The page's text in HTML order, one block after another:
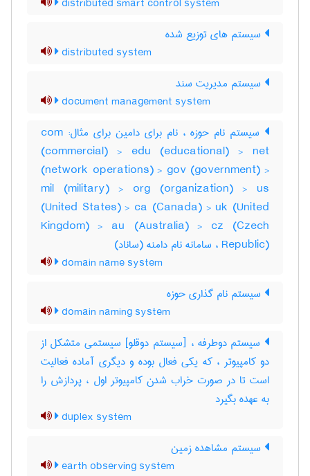
سیستم های توزیع شده
distributed system
سیستم مدیریت سند
document management system
سیستم نام حوزه ، نام برای دامین برای مثال: com
(commercial) > edu (educational) > net
(network operations) > gov (government) >
mil (military) > org (organization) > us
(United States) > ca (Canada) > uk (United
Kingdom) > au (Australia) > cz (Czech
Republic) ، سامانه نام دامنه (ساناد)
domain name system
سیستم نام گذاری حوزه
domain naming system
سیستم دوطرفه ، [سیستم دوقلو] سیستمی متشکل از
دو کامپیوتر ، که یکی فعال بوده و دیگری آماده فعالیت
است تا در صورت خراب شدن کامپیوتر اول ، پردازش را
به عهده بگیرد
duplex system
سیستم مشاهده زمین
earth observing system